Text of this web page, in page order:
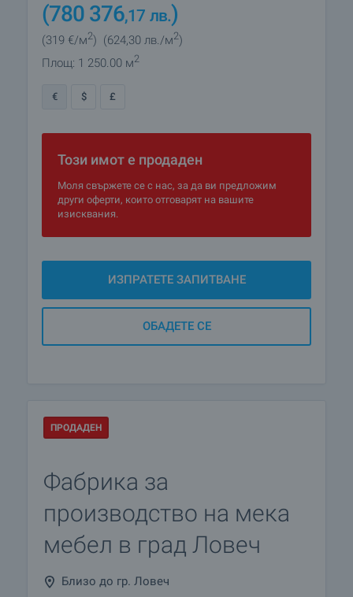
(780 376,17 лв.)
(319 €/м2) (624,30 лв./м2)
Площ: 1 250.00 м2
€ $ £
Този имот е продаден
Моля свържете се с нас, за да ви предложим
други оферти, които отговарят на вашите
изисквания.
ИЗПРАТЕТЕ ЗАПИТВАНЕ
ОБАДЕТЕ СЕ
ПРОДАДЕН
Фабрика за
производство на мека
мебел в град Ловеч
Близо до гр. Ловеч